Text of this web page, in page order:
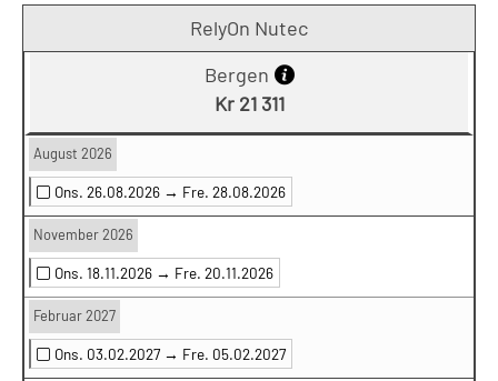
RelyOn Nutec
Bergen
Kr 21 311
August 2026
Ons. 26.08.2026 → Fre. 28.08.2026
November 2026
Ons. 18.11.2026 → Fre. 20.11.2026
Februar 2027
Ons. 03.02.2027 → Fre. 05.02.2027